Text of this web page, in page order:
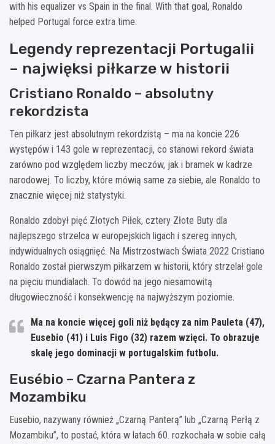
with his equalizer vs Spain in the final. With that goal, Ronaldo
helped Portugal force extra time.
Legendy reprezentacji Portugalii
– najwięksi piłkarze w historii
Cristiano Ronaldo – absolutny
rekordzista
Ten piłkarz jest absolutnym rekordzistą – ma na koncie 226
występów i 143 gole w reprezentacji, co stanowi rekord świata
zarówno pod względem liczby meczów, jak i bramek w kadrze
narodowej. To liczby, które mówią same za siebie, ale Ronaldo to
znacznie więcej niż statystyki.
Ronaldo zdobył pięć Złotych Piłek, cztery Złote Buty dla
najlepszego strzelca w europejskich ligach i szereg innych,
indywidualnych osiągnięć. Na Mistrzostwach Świata 2022 Cristiano
Ronaldo został pierwszym piłkarzem w historii, który strzelał gole
na pięciu mundialach. To dowód na jego niesamowitą
długowieczność i konsekwencję na najwyższym poziomie.
Ma na koncie więcej goli niż będący za nim Pauleta (47),
Eusebio (41) i Luis Figo (32) razem wzięci. To obrazuje
skalę jego dominacji w portugalskim futbolu.
Eusébio – Czarna Pantera z
Mozambiku
Eusebio, nazywany również „Czarną Panterą” lub „Czarną Perłą z
Mozambiku”, to postać, która w latach 60. rozkochała w sobie całą